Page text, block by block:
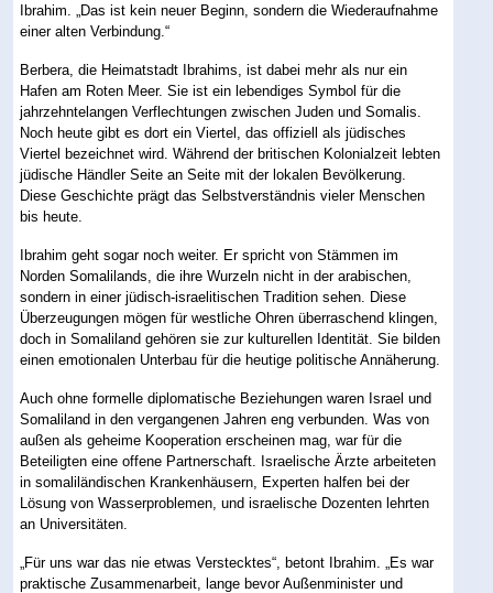
Ibrahim. „Das ist kein neuer Beginn, sondern die Wiederaufnahme
einer alten Verbindung.“
Berbera, die Heimatstadt Ibrahims, ist dabei mehr als nur ein
Hafen am Roten Meer. Sie ist ein lebendiges Symbol für die
jahrzehntelangen Verflechtungen zwischen Juden und Somalis.
Noch heute gibt es dort ein Viertel, das offiziell als jüdisches
Viertel bezeichnet wird. Während der britischen Kolonialzeit lebten
jüdische Händler Seite an Seite mit der lokalen Bevölkerung.
Diese Geschichte prägt das Selbstverständnis vieler Menschen
bis heute.
Ibrahim geht sogar noch weiter. Er spricht von Stämmen im
Norden Somalilands, die ihre Wurzeln nicht in der arabischen,
sondern in einer jüdisch-israelitischen Tradition sehen. Diese
Überzeugungen mögen für westliche Ohren überraschend klingen,
doch in Somaliland gehören sie zur kulturellen Identität. Sie bilden
einen emotionalen Unterbau für die heutige politische Annäherung.
Auch ohne formelle diplomatische Beziehungen waren Israel und
Somaliland in den vergangenen Jahren eng verbunden. Was von
außen als geheime Kooperation erscheinen mag, war für die
Beteiligten eine offene Partnerschaft. Israelische Ärzte arbeiteten
in somaliländischen Krankenhäusern, Experten halfen bei der
Lösung von Wasserproblemen, und israelische Dozenten lehrten
an Universitäten.
„Für uns war das nie etwas Verstecktes“, betont Ibrahim. „Es war
praktische Zusammenarbeit, lange bevor Außenminister und